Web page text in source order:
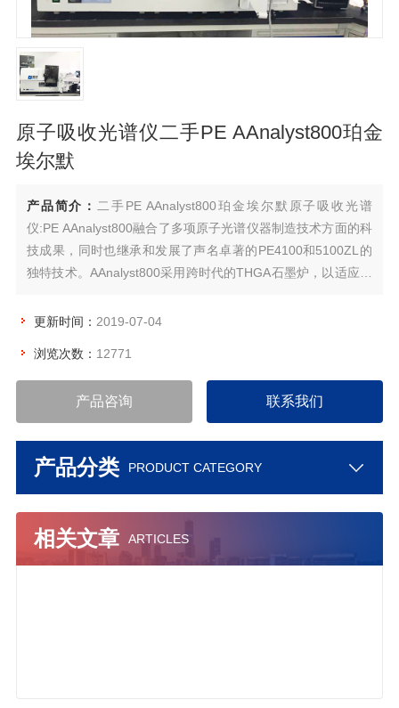
原子吸收光谱仪二手PE AAnalyst800珀金
埃尔默
产品简介： 二手PE AAnalyst800珀金埃尔默原子吸收光谱
仪:PE AAnalyst800融合了多项原子光谱仪器制造技术方面的科
技成果，同时也继承和发展了声名卓著的PE4100和5100ZL的
独特技术。AAnalyst800采用跨时代的THGA石墨炉，以适应研
更新时间： 2019-07-04
浏览次数： 12771
产品咨询 联系我们
产品分类 PRODUCT CATEGORY
相关文章 ARTICLES